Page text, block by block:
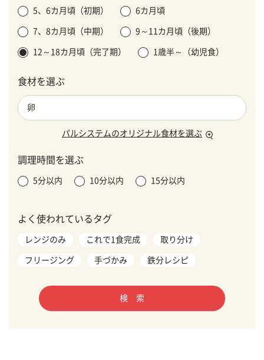
5、6カ月頃（初期） 6カ月頃
7、8カ月頃（中期） 9～11カ月頃（後期）
12～18カ月頃（完了期） 1歳半～（幼児食）
食材を選ぶ
パルシステムのオリジナル食材を選ぶ
調理時間を選ぶ
5分以内 10分以内 15分以内
よく使われているタグ
レンジのみ これで1食完成 取り分け
フリージング 手づかみ 鉄分レシピ
検 索